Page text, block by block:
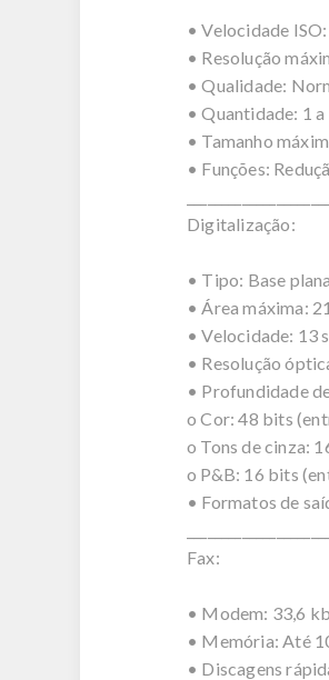
• Velocidade
• Resolução
• Qualidade:
• Quantidade: 1
• Tamanho
• Funções:
Digitalização:
• Tipo: Base
• Área máxima:
• Velocidade: 13
• Resolução
• Profundidade
o Cor: 48 bits
o Tons de cinza:
o P&B: 16 bits
• Formatos de
Fax:
• Modem: 33,6
• Memória: Até
• Discagens